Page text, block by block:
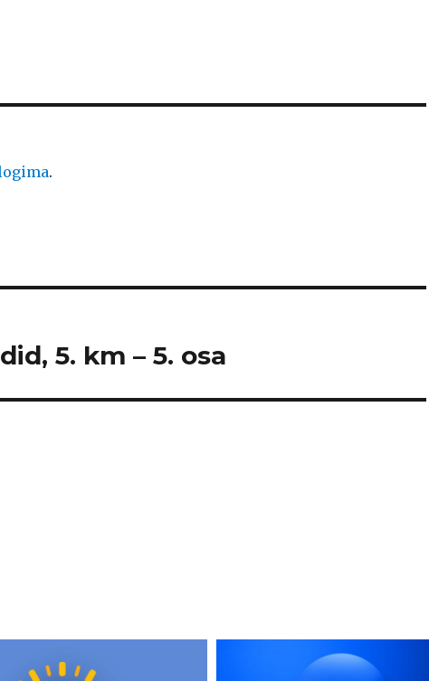
.
5. km – 5. osa